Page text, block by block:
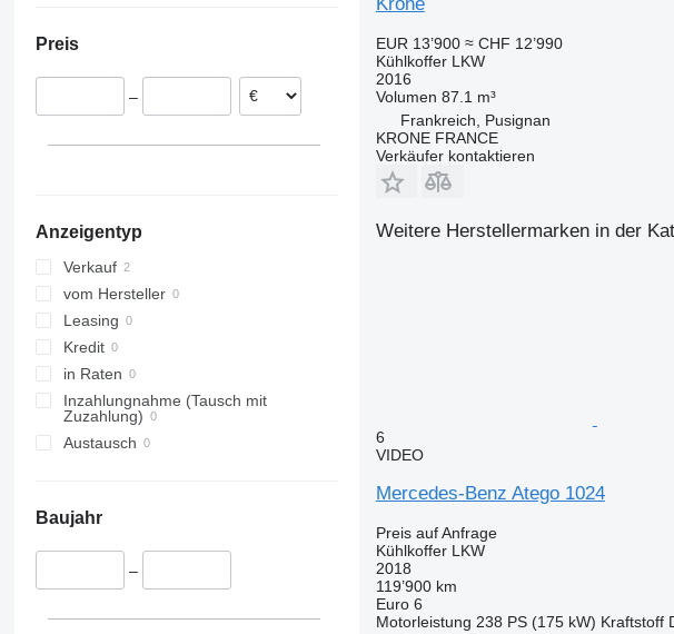
Preis
–
Anzeigentyp
Verkauf
vom Hersteller
Leasing
Kredit
in Raten
Inzahlungnahme (Tausch mit
Zuzahlung)
Austausch
Baujahr
–
EUR 13’900 ≈ CHF 12’990
Kühlkoffer LKW
2016
Volumen 87.1 m³
Frankreich, Pusignan
KRONE FRANCE
Verkäufer kontaktieren
Weitere Herstellermarken in der
6
VIDEO
Mercedes-Benz Atego 1024
Preis auf Anfrage
Kühlkoffer LKW
2018
119’900 km
Euro 6
Motorleistung 238 PS (175 kW) Kraftstoff